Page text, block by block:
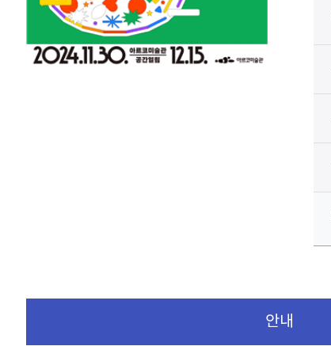
안내